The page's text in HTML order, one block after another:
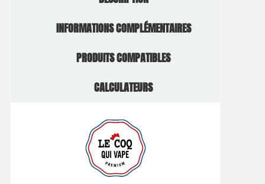
INFORMATIONS COMPLÉMENTAIRES
PRODUITS COMPATIBLES
CALCULATEURS